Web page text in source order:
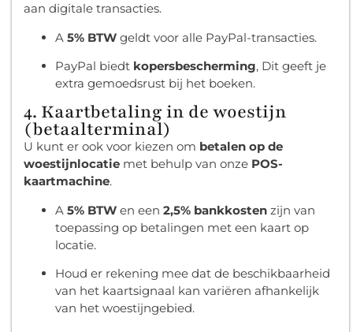
aan digitale transacties.
A 5% BTW geldt voor alle PayPal-transacties.
PayPal biedt kopersbescherming, Dit geeft je
extra gemoedsrust bij het boeken.
4. Kaartbetaling in de woestijn
(betaalterminal)
U kunt er ook voor kiezen om betalen op de
woestijnlocatie met behulp van onze POS-
kaartmachine.
A 5% BTW en een 2,5% bankkosten zijn van
toepassing op betalingen met een kaart op
locatie.
Houd er rekening mee dat de beschikbaarheid
van het kaartsignaal kan variëren afhankelijk
van het woestijngebied.